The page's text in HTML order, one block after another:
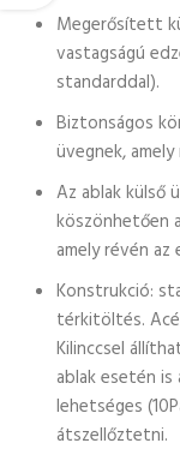
Megerősített
vastagságú
standarddal).
Biztonságos
üvegnek,
Az ablak külső
köszönhetően
amely révén
Konstrukció:
térkitöltés.
Kilinccsel
ablak esetén is
lehetséges
átszellőztetni.